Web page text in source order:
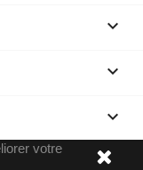


keyboard_arrow_down
votre